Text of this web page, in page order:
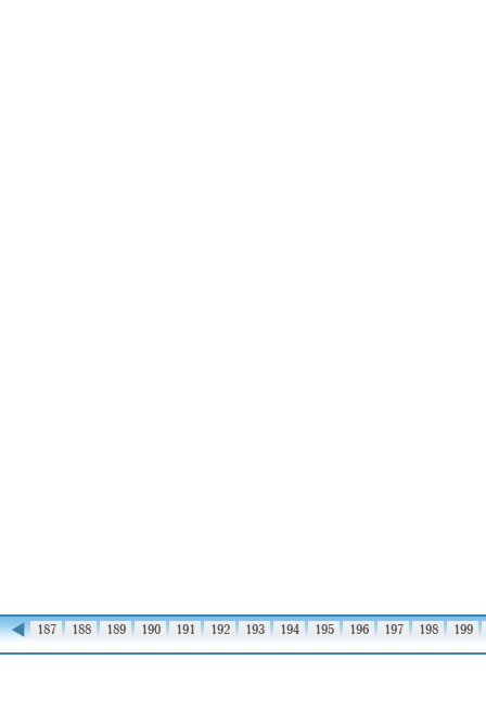
◀
186 187 188 189 190 191 192 193 194 195 196 197 198 199